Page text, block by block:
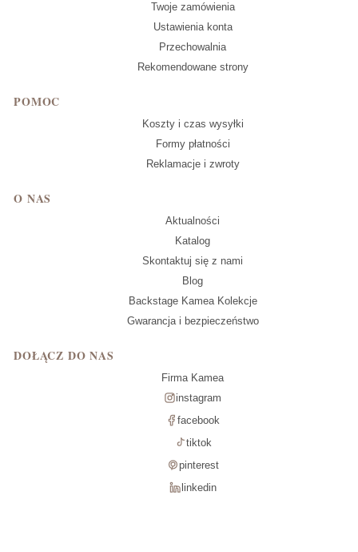
Twoje zamówienia
Ustawienia konta
Przechowalnia
Rekomendowane strony
POMOC
Koszty i czas wysyłki
Formy płatności
Reklamacje i zwroty
O NAS
Aktualności
Katalog
Skontaktuj się z nami
Blog
Backstage Kamea Kolekcje
Gwarancja i bezpieczeństwo
DOŁĄCZ DO NAS
Firma Kamea
instagram
facebook
tiktok
pinterest
linkedin